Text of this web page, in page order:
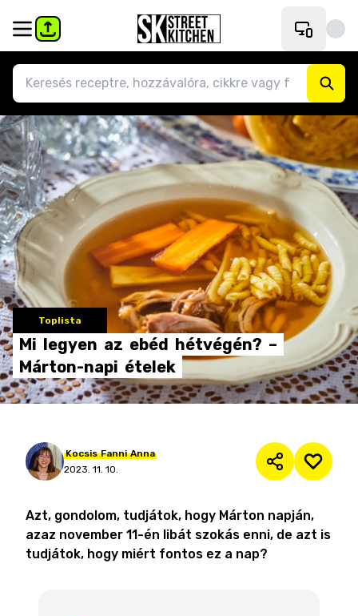
Toplista
Mi legyen az ebéd hétvégén? –
Márton-napi ételek
Kocsis Fanni Anna
2023. 11. 10.
Azt, gondolom, tudjátok, hogy Márton napján,
azaz november 11-én libát szokás enni, de azt is
tudjátok, hogy miért fontos ez a nap?